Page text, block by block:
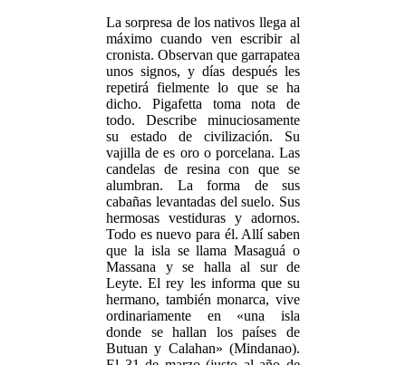
La sorpresa de los nativos llega al
máximo cuando ven escribir al
cronista. Observan que garrapatea
unos signos, y días después les
repetirá fielmente lo que se ha
dicho. Pigafetta toma nota de
todo. Describe minuciosamente
su estado de civilización. Su
vajilla de es oro o porcelana. Las
candelas de resina con que se
alumbran. La forma de sus
cabañas levantadas del suelo. Sus
hermosas vestiduras y adornos.
Todo es nuevo para él. Allí saben
que la isla se llama Masaguá o
Massana y se halla al sur de
Leyte. El rey les informa que su
hermano, también monarca, vive
ordinariamente en «una isla
donde se hallan los países de
Butuan y Calahan» (Mindanao).